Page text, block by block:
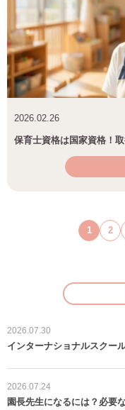
2026.02.26
保育士資格は国家資格！
1 2
2026.07.30
インターナショナルスクー
2026.07.24
園長先生になるには？必要